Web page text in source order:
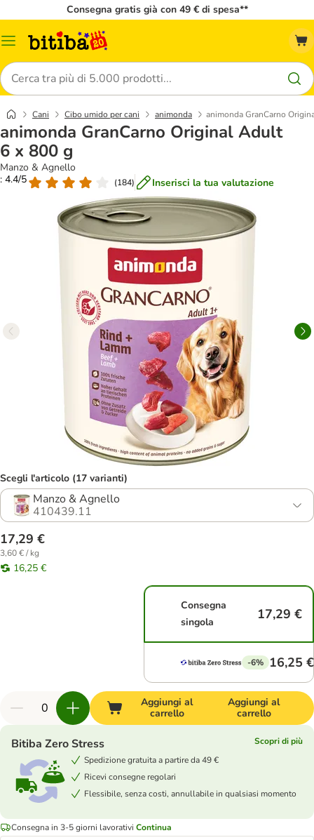
Consegna gratis già con 49 € di spesa**
Overview
Cerca
Cani Cibo umido per cani animonda animonda GranCarno
animonda GranCarno Original Adult
6 x 800 g
Manzo & Agnello
: 4.4/5
(184) Inserisci la tua valutazione
Scegli l'articolo (17 varianti)
Manzo & Agnello
410439.11
17,29 €
3,60 € / kg
16,25 €
Consegna
singola
17,29 €
-6% 16,25 €
Aggiungi al
carrello
Aggiungi al
carrello
Bitiba Zero Stress
Scopri di più
Spedizione gratuita a partire da 49 €
Ricevi consegne regolari
Flessibile, senza costi, annullabile in qualsiasi momento
Consegna in 3-5 giorni lavorativi Continua